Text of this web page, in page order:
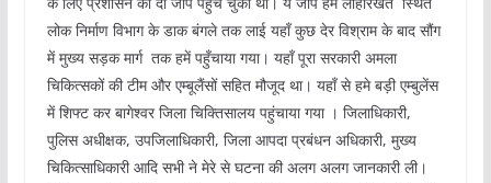
लो‍क निर्माण विभाग के डाक बंगले तक लाई यहॉं कुछ देर विश्राम के बाद सौंग
में मुख्‍य सड़क मार्ग तक हमें पहुँचाया गया। यहॉं पूरा सरकारी अमला
चिकित्‍सकों की टीम और एम्‍बूलैंसों सहित मौजूद था। यहॉं से हमे बड़ी एम्बुलेंस
में शिफ्ट कर बागेश्वर जिला चिक्तिसालय पहुंचाया गया । जिलाधिकारी,
पुलिस अधीक्षक, उपजिलाधिकारी, जिला आपदा प्रबंधन अधिकारी, मुख्‍य
चिकित्‍साधिकारी आदि सभी ने मेरे से घटना की अलग अलग जानकारी ली।